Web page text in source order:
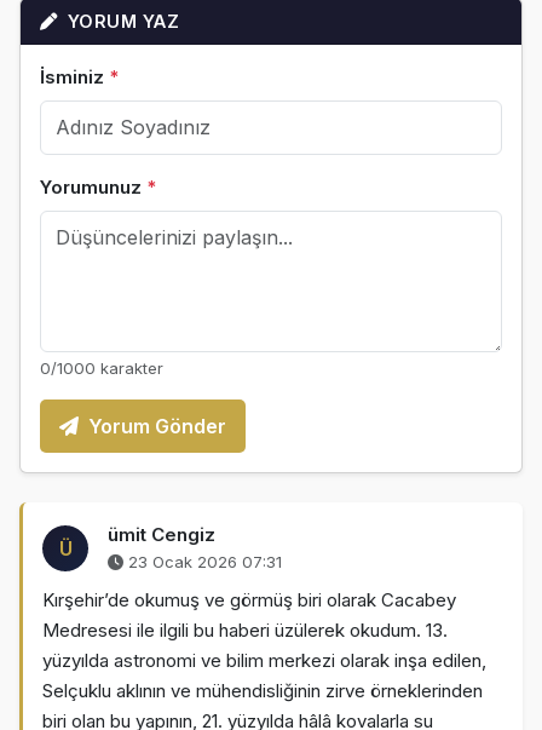
YORUM YAZ
İsminiz *
Yorumunuz *
0/1000 karakter
Yorum Gönder
Ü
ümit Cengiz
23 Ocak 2026 07:31
Kırşehir’de okumuş ve görmüş biri olarak Cacabey
Medresesi ile ilgili bu haberi üzülerek okudum. 13.
yüzyılda astronomi ve bilim merkezi olarak inşa edilen,
Selçuklu aklının ve mühendisliğinin zirve örneklerinden
biri olan bu yapının, 21. yüzyılda hâlâ kovalarla su